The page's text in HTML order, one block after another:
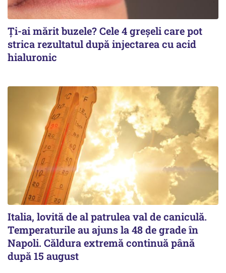
Ți-ai mărit buzele? Cele 4 greșeli care pot
strica rezultatul după injectarea cu acid
hialuronic
Italia, lovită de al patrulea val de caniculă.
Temperaturile au ajuns la 48 de grade în
Napoli. Căldura extremă continuă până
după 15 august